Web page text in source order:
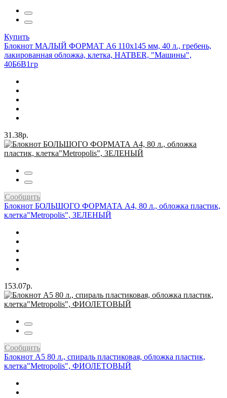
Купить
Блокнот МАЛЫЙ ФОРМАТ А6 110х145 мм, 40 л., гребень,
лакированная обложка, клетка, HATBER, "Машины",
40Б6B1гр
31.38р.
Сообщить
Блокнот БОЛЬШОГО ФОРМАТА А4, 80 л., обложка пластик,
клетка"Metropolis", ЗЕЛЕНЫЙ
153.07р.
Сообщить
Блокнот А5 80 л., спираль пластиковая, обложка пластик,
клетка"Metropolis", ФИОЛЕТОВЫЙ